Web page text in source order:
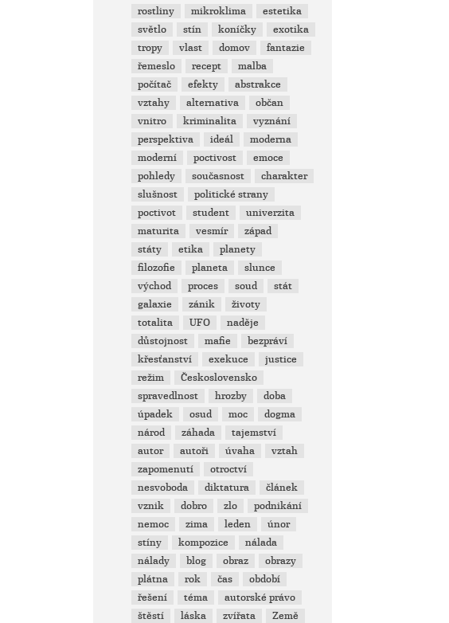
rostliny
mikroklima
estetika
světlo
stín koníčky
exotika
tropy
vlast domov
fantazie
řemeslo
recept
malba
počítač
efekty
abstrakce
vztahy
alternativa
občan
vnitro
kriminalita
vyznání
perspektiva
ideál
moderna
moderní
poctivost
emoce
pohledy
současnost
charakter
slušnost
politické strany
poctivot
student
univerzita
maturita
vesmír
západ
státy
etika
planety
filozofie
planeta
slunce
východ
proces soud
stát
galaxie
zánik
životy
totalita
UFO
naděje
důstojnost
mafie
bezpráví
křesťanství
exekuce
justice
režim
Československo
spravedlnost
hrozby
doba
úpadek
osud moc
dogma
národ
záhada
tajemství
autor
autoři úvaha
vztah
zapomenutí
otroctví
nesvoboda
diktatura
článek
vznik
dobro zlo
podnikání
nemoc
zima leden
únor
stíny
kompozice
nálada
nálady
blog obraz
obrazy
plátna
rok čas
období
řešení
téma
autorské právo
štěstí
láska zvířata
Země